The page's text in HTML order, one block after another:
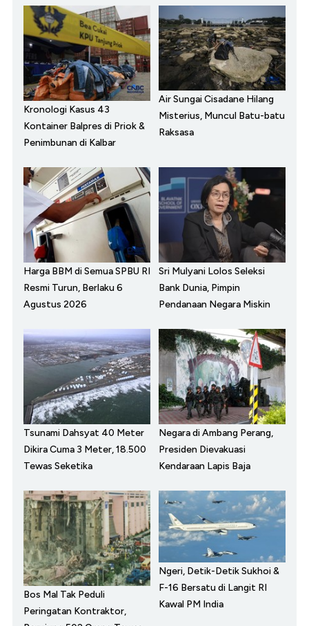
Kronologi Kasus 43
Kontainer Balpres di Priok &
Penimbunan di Kalbar
Air Sungai Cisadane Hilang
Misterius, Muncul Batu-batu
Raksasa
Harga BBM di Semua SPBU RI
Resmi Turun, Berlaku 6
Agustus 2026
Sri Mulyani Lolos Seleksi
Bank Dunia, Pimpin
Pendanaan Negara Miskin
Tsunami Dahsyat 40 Meter
Dikira Cuma 3 Meter, 18.500
Tewas Seketika
Negara di Ambang Perang,
Presiden Dievakuasi
Kendaraan Lapis Baja
Bos Mal Tak Peduli
Peringatan Kontraktor,
Ngeri, Detik-Detik Sukhoi &
F-16 Bersatu di Langit RI
Kawal PM India